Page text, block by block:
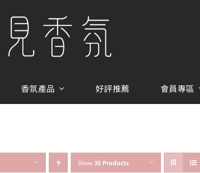
香氛產品 好評推薦 會員專區
Show 36 Products